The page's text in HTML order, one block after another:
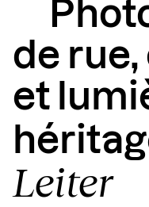
de
et
Leiter